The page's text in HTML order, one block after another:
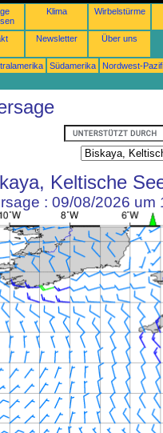
Klima Wirbelstürme
Newsletter Über uns
Südamerika
Nordwest-
Keltische
: 09/08/2026 um